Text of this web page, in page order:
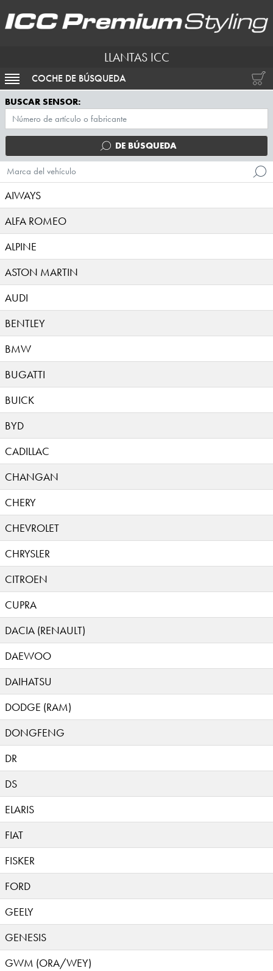
LLANTAS ICC
ACTIVAR NAVEGACIÓN
COCHE DE BÚSQUEDA
BUSCAR SENSOR:
DE BÚSQUEDA
Marca del vehículo
AIWAYS
ALFA ROMEO
ALPINE
ASTON MARTIN
AUDI
BENTLEY
BMW
BUGATTI
BUICK
BYD
CADILLAC
CHANGAN
CHERY
CHEVROLET
CHRYSLER
CITROEN
CUPRA
DACIA (RENAULT)
DAEWOO
DAIHATSU
DODGE (RAM)
DONGFENG
DR
DS
ELARIS
FIAT
FISKER
FORD
GEELY
GENESIS
GWM (ORA/WEY)